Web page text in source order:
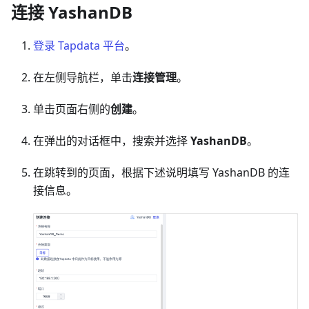
连接 YashanDB
登录 Tapdata 平台。
在左侧导航栏，单击连接管理。
单击页面右侧的创建。
在弹出的对话框中，搜索并选择YashanDB。
在跳转到的页面，根据下述说明填写 YashanDB 的连
接信息。